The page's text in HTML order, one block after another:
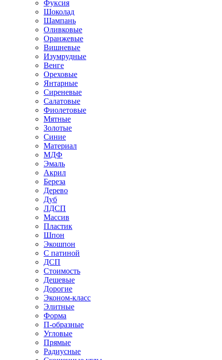
Фуксия
Шоколад
Шампань
Оливковые
Оранжевые
Вишневые
Изумрудные
Венге
Ореховые
Янтарные
Сиреневые
Салатовые
Фиолетовые
Мятные
Золотые
Синие
Материал
МДФ
Эмаль
Акрил
Береза
Дерево
Дуб
ЛДСП
Массив
Пластик
Шпон
Экошпон
С патиной
ДСП
Стоимость
Дешевые
Дорогие
Эконом-класс
Элитные
Форма
П-образные
Угловые
Прямые
Радиусные